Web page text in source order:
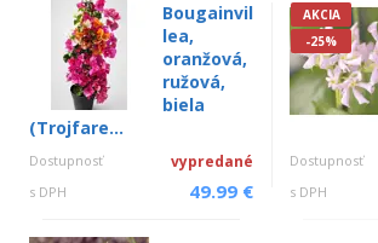
Bougainvil
lea,
oranžová,
ružová,
biela
(Trojfare...
Dostupnosť vypredané
s DPH 49.99 €
AKCIA
-25%
Dostupnosť
s DPH